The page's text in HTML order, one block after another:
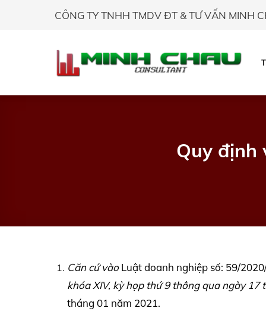
CÔNG TY TNHH TMDV ĐT & TƯ VẤN MINH
Quy định
Căn cứ vàoLuật doanh nghiệp số: 59/
khóaXIV, kỳ họp thứ 9 thông qua ngày 17
tháng 01 năm 2021.